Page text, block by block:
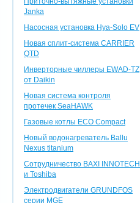
Janka
Насосная установка Hya-Solo EV
Новая сплит-система CARRIER
QTD
Инверторные чиллеры EWAD-TZ
от Daikin
Новая система контроля
протечек SeaHAWK
Газовые котлы ECO Compact
Новый водонагреватель Ballu
Nexus titanium
Сотрудничество BAXI INNOTEСH
и Toshiba
Электродвигатели GRUNDFOS
серии MGE